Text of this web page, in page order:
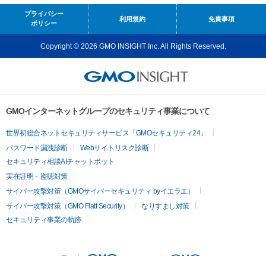
プライバシー
ポリシー
利用規約 免責事項
Copyright © 2026 GMO INSIGHT Inc. All Rights Reserved.
GMOインターネットグループのセキュリティ事業について
世界初総合ネットセキュリティサービス「GMOセキュリティ24」
パスワード漏洩診断
Webサイトリスク診断
セキュリティ相談AIチャットボット
実在証明・盗聴対策
サイバー攻撃対策（GMOサイバーセキュリティ byイエラエ）
サイバー攻撃対策（GMO Flatt Security）
なりすまし対策
セキュリティ事業の軌跡